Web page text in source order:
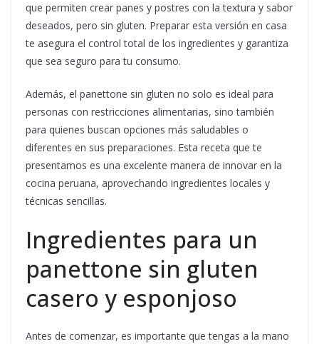
que permiten crear panes y postres con la textura y sabor
deseados, pero sin gluten. Preparar esta versión en casa
te asegura el control total de los ingredientes y garantiza
que sea seguro para tu consumo.
Además, el panettone sin gluten no solo es ideal para
personas con restricciones alimentarias, sino también
para quienes buscan opciones más saludables o
diferentes en sus preparaciones. Esta receta que te
presentamos es una excelente manera de innovar en la
cocina peruana, aprovechando ingredientes locales y
técnicas sencillas.
Ingredientes para un
panettone sin gluten
casero y esponjoso
Antes de comenzar, es importante que tengas a la mano